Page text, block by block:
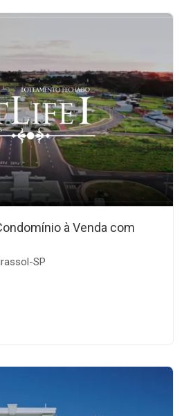
à Venda com
SP